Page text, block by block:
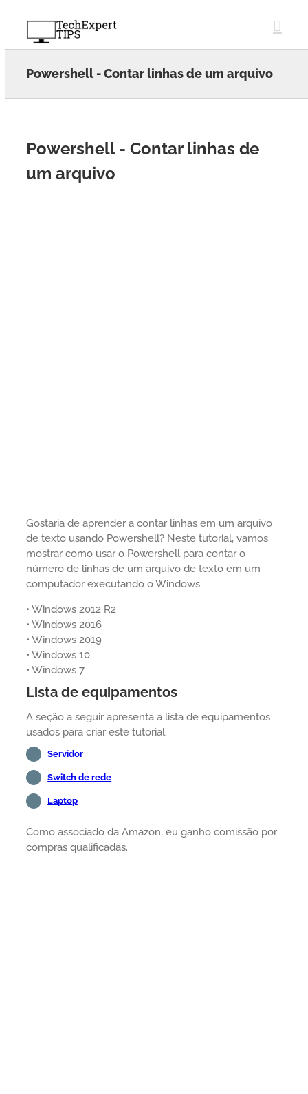
content
Powershell - Contar linhas de um arquivo
Powershell - Contar linhas de
um arquivo
Gostaria de aprender a contar linhas em um arquivo
de texto usando Powershell? Neste tutorial, vamos
mostrar como usar o Powershell para contar o
número de linhas de um arquivo de texto em um
computador executando o Windows.
• Windows 2012 R2
• Windows 2016
• Windows 2019
• Windows 10
• Windows 7
Lista de equipamentos
A seção a seguir apresenta a lista de equipamentos
usados para criar este tutorial.
Servidor
Switch de rede
Laptop
Como associado da Amazon, eu ganho comissão por
compras qualificadas.